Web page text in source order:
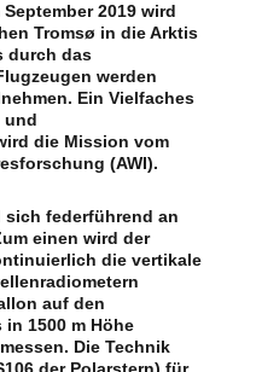
2019 wird
Tromsø in die Arktis
durch das
werden
Ein Vielfaches
und
die Mission vom
(AWI).
sich federführend an
einen wird der
die vertikale
auf den
1500 m Höhe
Die Technik